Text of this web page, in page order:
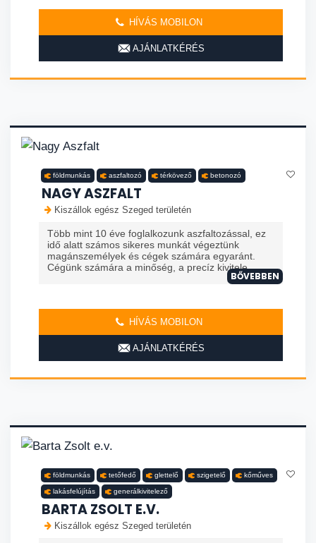
HÍVÁS MOBILON
AJÁNLATKÉRÉS
földmunkás aszfaltozó térkövező betonozó
NAGY ASZFALT
Kiszállok egész Szeged területén
Több mint 10 éve foglalkozunk aszfaltozással, ez
idő alatt számos sikeres munkát végeztünk
magánszemélyek és cégek számára egyaránt.
Cégünk számára a minőség, a precíz kivitele...
BŐVEBBEN
HÍVÁS MOBILON
AJÁNLATKÉRÉS
földmunkás tetőfedő glettelő szigetelő kőműves
lakásfelújítás generálkivitelező
BARTA ZSOLT E.V.
Kiszállok egész Szeged területén